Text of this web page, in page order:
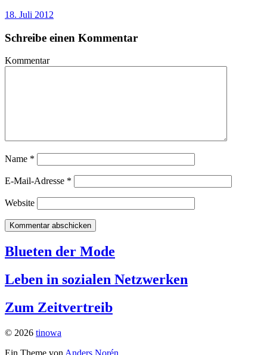
18. Juli 2012
Schreibe einen Kommentar
Kommentar
Name *
E-Mail-Adresse *
Website
Blueten der Mode
Leben in sozialen Netzwerken
Zum Zeitvertreib
© 2026 tinowa
Ein Theme von Anders Norén